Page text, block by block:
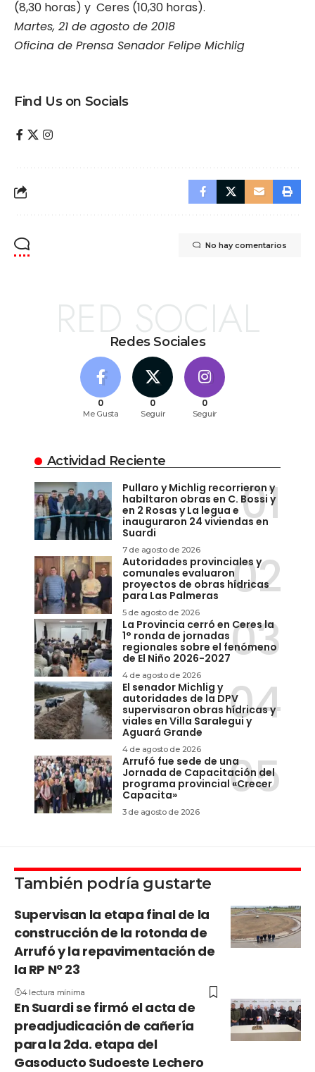
(8,30 horas) y Ceres (10,30 horas).
Martes, 21 de agosto de 2018
Oficina de Prensa Senador Felipe Michlig
Find Us on Socials
No hay comentarios
Redes Sociales
RED SOCIAL
0
Me Gusta
0
Seguir
0
Seguir
Actividad Reciente
Pullaro y Michlig recorrieron y
habiltaron obras en C. Bossi y
en 2 Rosas y La legua e
inauguraron 24 viviendas en
Suardi
7 de agosto de 2026
Autoridades provinciales y
comunales evaluaron
proyectos de obras hídricas
para Las Palmeras
5 de agosto de 2026
La Provincia cerró en Ceres la
1° ronda de jornadas
regionales sobre el fenómeno
de El Niño 2026-2027
4 de agosto de 2026
El senador Michlig y
autoridades de la DPV
supervisaron obras hídricas y
viales en Villa Saralegui y
Aguará Grande
4 de agosto de 2026
Arrufó fue sede de una
Jornada de Capacitación del
programa provincial «Crecer
Capacita»
3 de agosto de 2026
También podría gustarte
Supervisan la etapa final de la
construcción de la rotonda de
Arrufó y la repavimentación de
la RP Nº 23
4 lectura mínima
En Suardi se firmó el acta de
preadjudicación de cañería
para la 2da. etapa del
Gasoducto Sudoeste Lechero